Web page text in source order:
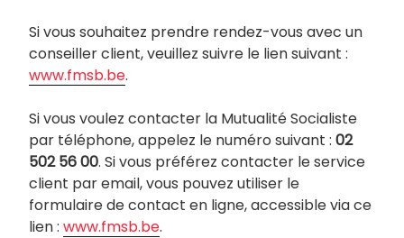
Si vous souhaitez prendre rendez-vous avec un
conseiller client, veuillez suivre le lien suivant :
www.fmsb.be.
Si vous voulez contacter la Mutualité Socialiste
par téléphone, appelez le numéro suivant : 02
502 56 00. Si vous préférez contacter le service
client par email, vous pouvez utiliser le
formulaire de contact en ligne, accessible via ce
lien : www.fmsb.be.